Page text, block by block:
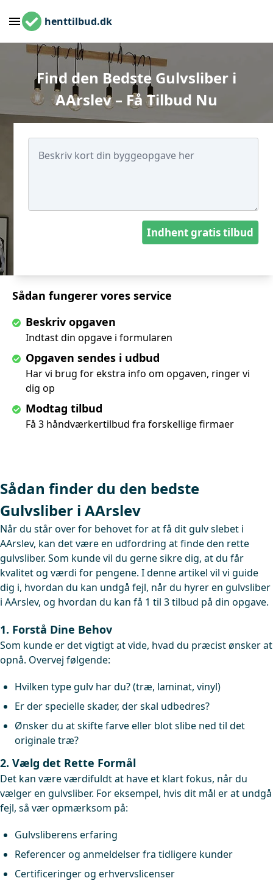
henttilbud.dk
Find den Bedste Gulvsliber i
AArslev – Få Tilbud Nu
Sådan fungerer vores service
Beskriv opgaven
Indtast din opgave i formularen
Opgaven sendes i udbud
Har vi brug for ekstra info om opgaven, ringer vi
dig op
Modtag tilbud
Få 3 håndværkertilbud fra forskellige firmaer
Indhent gratis tilbud
Sådan finder du den bedste
Gulvsliber i AArslev
Når du står over for behovet for at få dit gulv slebet i
AArslev, kan det være en udfordring at finde den rette
gulvsliber. Som kunde vil du gerne sikre dig, at du får
kvalitet og værdi for pengene. I denne artikel vil vi guide
dig i, hvordan du kan undgå fejl, når du hyrer en gulvsliber
i AArslev, og hvordan du kan få 1 til 3 tilbud på din opgave.
1. Forstå Dine Behov
Som kunde er det vigtigt at vide, hvad du præcist ønsker at
opnå. Overvej følgende:
Hvilken type gulv har du? (træ, laminat, vinyl)
Er der specielle skader, der skal udbedres?
Ønsker du at skifte farve eller blot slibe ned til det
originale træ?
2. Vælg det Rette Formål
Det kan være værdifuldt at have et klart fokus, når du
vælger en gulvsliber. For eksempel, hvis dit mål er at undgå
fejl, så vær opmærksom på:
Gulvsliberens erfaring
Referencer og anmeldelser fra tidligere kunder
Certificeringer og erhvervslicenser